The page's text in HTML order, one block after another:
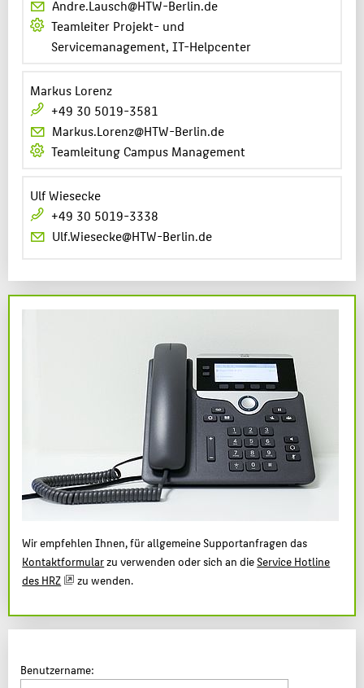
Andre.Lausch@HTW-Berlin.de
Teamleiter Projekt- und
Servicemanagement, IT-Helpcenter
Markus Lorenz
+49 30 5019-3581
Markus.Lorenz@HTW-Berlin.de
Teamleitung Campus Management
Ulf Wiesecke
+49 30 5019-3338
Ulf.Wiesecke@HTW-Berlin.de
Wir empfehlen Ihnen, für allgemeine Supportanfragen das
Kontaktformularzu verwenden oder sich an dieService Hotline
des HRZ
zu wenden.
Benutzername: